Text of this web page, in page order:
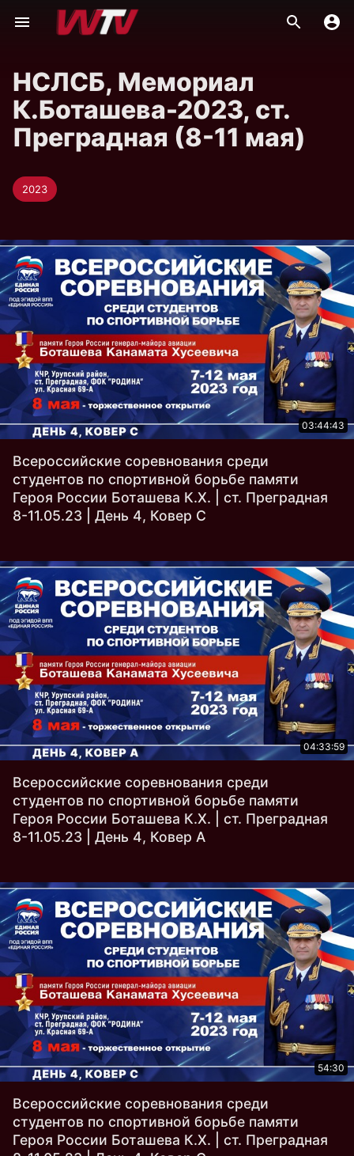
НСЛСБ, Мемориал
К.Боташева-2023, ст.
Преградная (8-11 мая)
2023
03:44:43
Всероссийские соревнования среди
студентов по спортивной борьбе памяти
Героя России Боташева К.Х. | ст. Преградная
8-11.05.23 | День 4, Ковер С
04:33:59
Всероссийские соревнования среди
студентов по спортивной борьбе памяти
Героя России Боташева К.Х. | ст. Преградная
8-11.05.23 | День 4, Ковер A
54:30
Всероссийские соревнования среди
студентов по спортивной борьбе памяти
Героя России Боташева К.Х. | ст. Преградная